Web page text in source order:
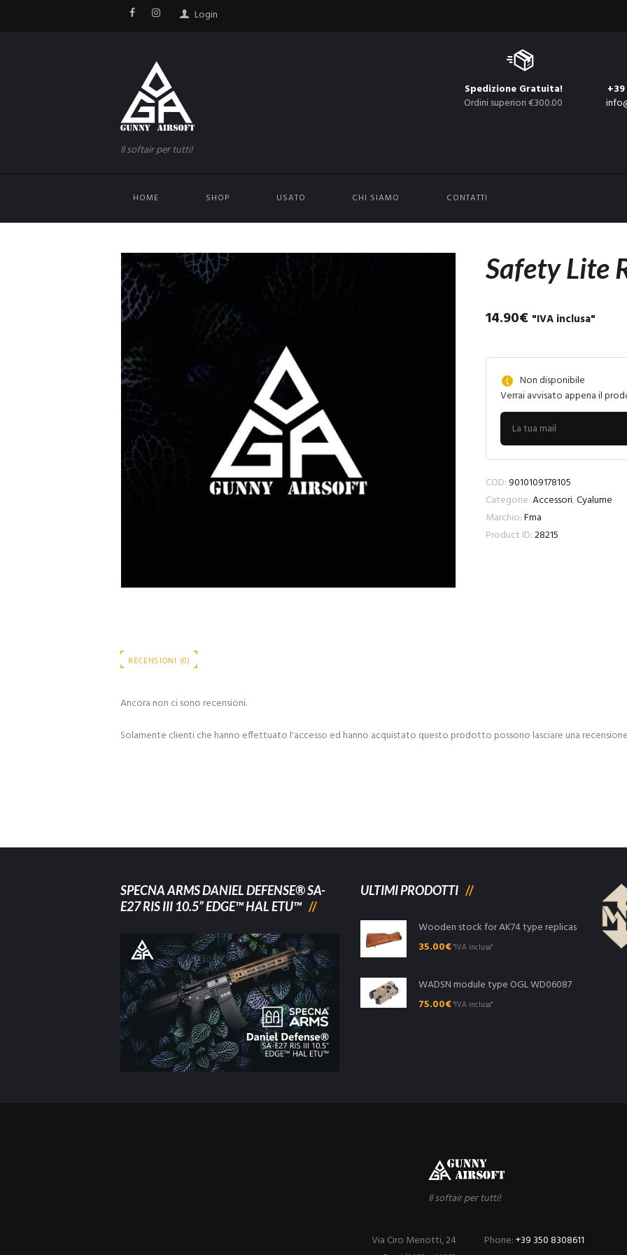
Login
Il softair per tutti!
Spedizione Gratuita!
Ordini superiori €300.00
HOME SHOP USATO CHI SIAMO CONTATTI
Safety Lite
14.90€ "IVA inclusa"
Non disponibile
Verrai avvisato appena il
COD: 9010109178105
Categorie:Accessori,Cyalume
Marchio:Fma
Product ID:28215
RECENSIONI (0)
Ancora non ci sono recensioni.
Solamente clienti che hanno effettuato l'accesso ed hanno acquistato questo prodotto possono lasciare una
SPECNA ARMS DANIEL DEFENSE® SA-
E27 RIS III 10.5” EDGE™ HAL ETU™
ULTIMI PRODOTTI
Wooden stock for AK74 type replicas
35.00€"IVA inclusa"
WADSN module type OGL WD06087
75.00€"IVA inclusa"
Il softair per tutti!
Phone:+39 350 8308611
Via Ciro Menotti, 24